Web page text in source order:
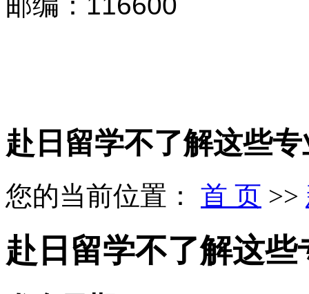
赴日留学不了解这些
您的当前位置： 首 页 >>
赴日留学不了解这